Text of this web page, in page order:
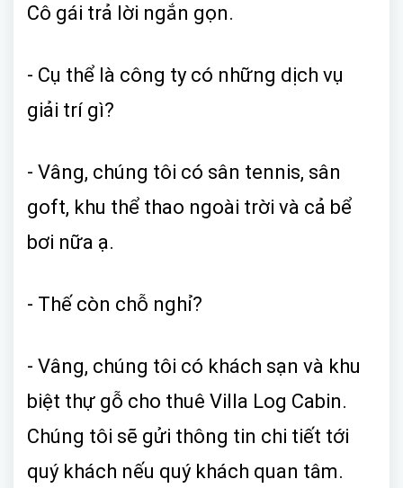
Cô gái trả lời ngắn gọn.
- Cụ thể là công ty có những dịch vụ
giải trí gì?
- Vâng, chúng tôi có sân tennis, sân
goft, khu thể thao ngoài trời và cả bể
bơi nữa ạ.
- Thế còn chỗ nghỉ?
- Vâng, chúng tôi có khách sạn và khu
biệt thự gỗ cho thuê Villa Log Cabin.
Chúng tôi sẽ gửi thông tin chi tiết tới
quý khách nếu quý khách quan tâm.